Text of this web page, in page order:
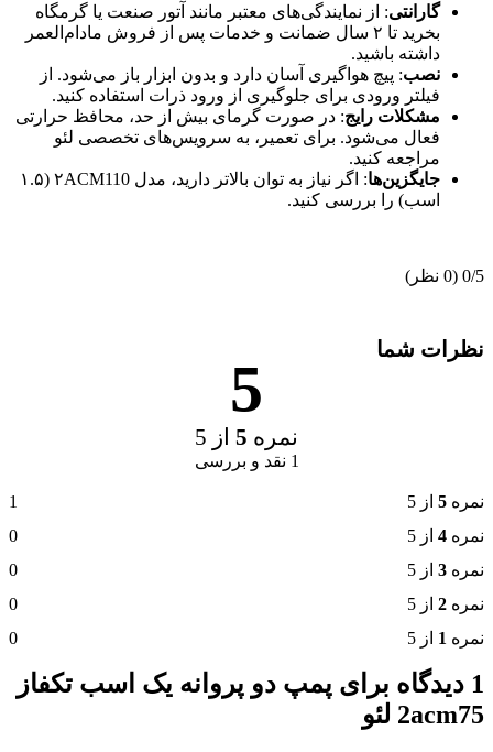
گارانتی: از نمایندگی‌های معتبر مانند آتور صنعت یا گرمگاه
بخرید تا ۲ سال ضمانت و خدمات پس از فروش مادام‌العمر
داشته باشید.
نصب: پیچ هواگیری آسان دارد و بدون ابزار باز می‌شود. از
فیلتر ورودی برای جلوگیری از ورود ذرات استفاده کنید.
مشکلات رایج: در صورت گرمای بیش از حد، محافظ حرارتی
فعال می‌شود. برای تعمیر، به سرویس‌های تخصصی لئو
مراجعه کنید.
جایگزین‌ها
: اگر نیاز به توان بالاتر دارید، مدل ۲ACM110 (۱.۵
اسب) را بررسی کنید.
‫0/5 ‫(0 نظر)
نظرات شما
5
نمره 5از 5
1 نقد و بررسی
نمره 5از 5
1
نمره 4از 5
0
نمره 3از 5
0
نمره 2از 5
0
نمره 1از 5 0
1 دیدگاه برای
پمپ دو پروانه یک اسب تکفاز
2acm75 لئو